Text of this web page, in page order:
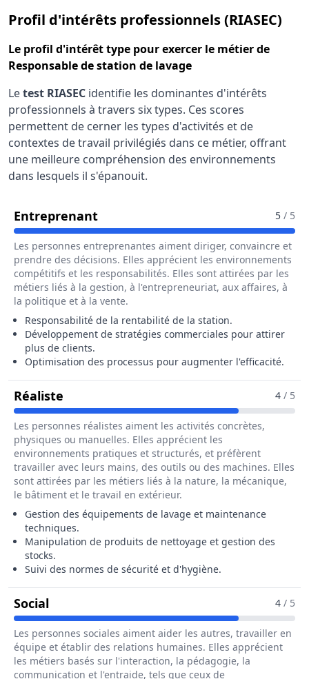
Profil d'intérêts professionnels (RIASEC)
Le profil d'intérêt type pour exercer le métier de
Responsable de station de lavage
Letest RIASEC identifie les dominantes d'intérêts
professionnels à travers six types. Ces scores
permettent de cerner les types d'activités et de
contextes de travail privilégiés dans ce métier, offrant
une meilleure compréhension des environnements
dans lesquels il s'épanouit.
EntreprenantPour Le Métier De Responsable
5 / 5
Les personnes entreprenantes aiment diriger, convaincre et
prendre des décisions. Elles apprécient les environnements
compétitifs et les responsabilités. Elles sont attirées par les
métiers liés à la gestion, à l'entrepreneuriat, aux affaires, à
la politique et à la vente.
Responsabilité de la rentabilité de la station.
Développement de stratégies commerciales pour attirer
plus de clients.
Optimisation des processus pour augmenter l'efficacité.
Réaliste Pour Le Métier De Responsable De
4 / 5
Les personnes réalistes aiment les activités concrètes,
physiques ou manuelles. Elles apprécient les
environnements pratiques et structurés, et préfèrent
travailler avec leurs mains, des outils ou des machines. Elles
sont attirées par les métiers liés à la nature, la mécanique,
le bâtiment et le travail en extérieur.
Gestion des équipements de lavage et maintenance
techniques.
Manipulation de produits de nettoyage et gestion des
stocks.
Suivi des normes de sécurité et d'hygiène.
SocialPour Le Métier De Responsable De 4 / 5
Les personnes sociales aiment aider les autres, travailler en
équipe et établir des relations humaines. Elles apprécient
les métiers basés sur l'interaction, la pédagogie, la
communication et l'entraide, tels que ceux de